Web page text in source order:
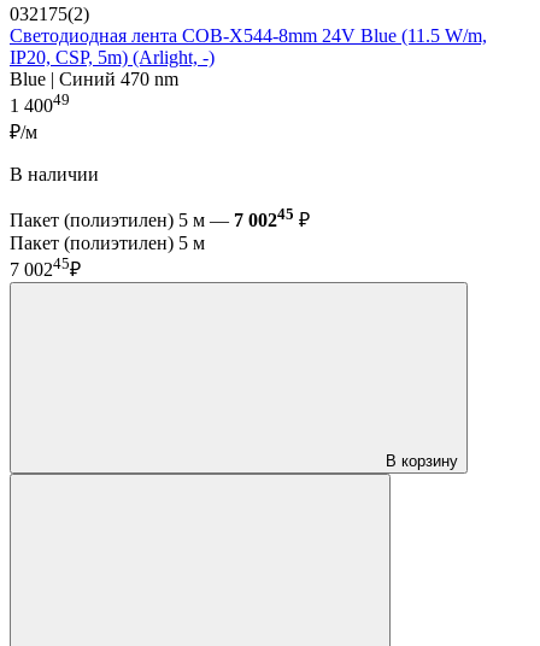
032175(2)
Светодиодная лента COB-X544-8mm 24V Blue (11.5 W/m,
IP20, CSP, 5m) (Arlight, -)
Blue | Синий 470 nm
1 40049
₽/м
В наличии
Пакет (полиэтилен) 5 м — 7 00245 ₽
Пакет (полиэтилен) 5 м
7 00245₽
В корзину